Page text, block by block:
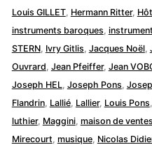
Louis GILLET, Hermann Ritter,
instruments baroques
STERN, Ivry Gitlis Jacques Noël,
Ouvrard Jean Pfeiffer, Jean
Joseph HEL Joseph Pons
Flandrin, Lallié, Lallier, Louis Pons
luthier, Maggini, maison de ventes
Mirecourt musique, Nicolas